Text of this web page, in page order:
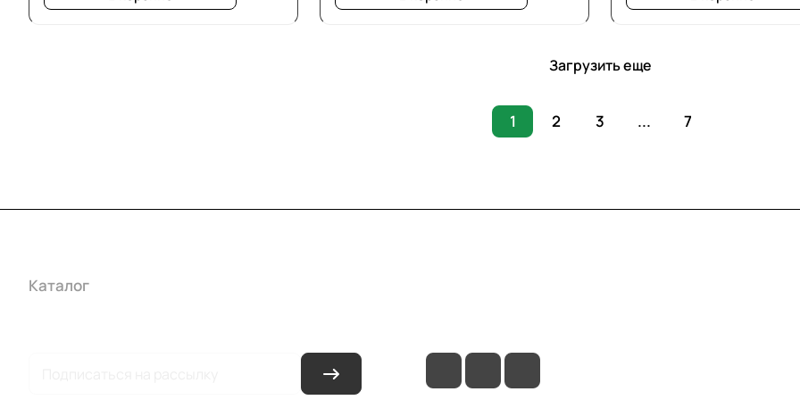
Загрузить еще
1 2 3 ... 7
Каталог